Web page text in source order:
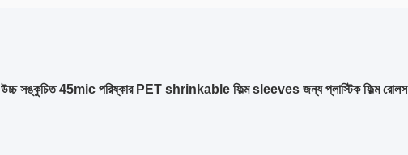
উচ্চ সঙ্কুচিত 45mic পরিষ্কার PET shrinkable ফিল্ম sleeves জন্য প্লাস্টিক ফিল্ম রোলস